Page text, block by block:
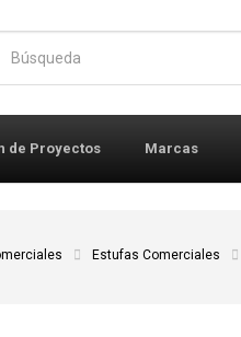
de Proyectos Marcas
Estufas Comerciales